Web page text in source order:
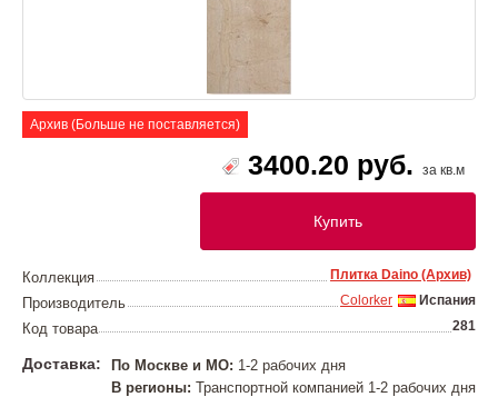
Архив (Больше не поставляется)
3400.20 руб. за кв.м
Купить
Коллекция Плитка Daino (Архив)
Производитель Испания
Colorker
Код товара 281
Доставка: По Москве и МО: 1-2 рабочих дня
В регионы: Транспортной компанией 1-2 рабочих дня